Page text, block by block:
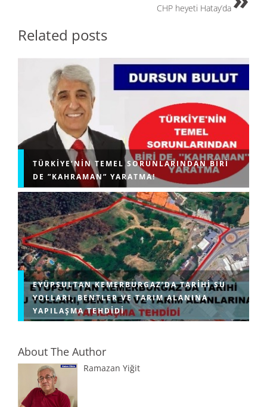
CHP heyeti Hatay’da
Related posts
TÜRKIYE’NIN TEMEL SORUNLARINDAN BIRI
DE ”KAHRAMAN” YARATMA!
EYÜPSULTAN KEMERBURGAZ’DA TARIHI SU
YOLLARI, BENTLER VE TARIM ALANINA
YAPILAŞMA TEHDIDI
About The Author
Ramazan Yiğit